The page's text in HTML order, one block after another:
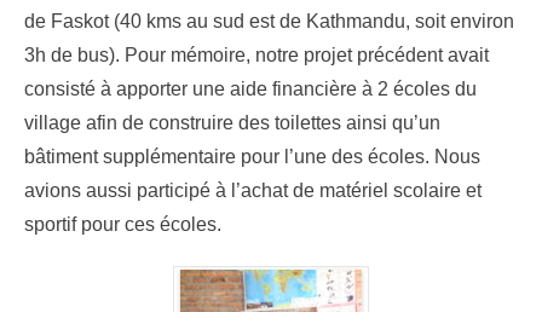
de Faskot (40 kms au sud est de Kathmandu, soit environ
3h de bus). Pour mémoire, notre projet précédent avait
consisté à apporter une aide financière à 2 écoles du
village afin de construire des toilettes ainsi qu’un
bâtiment supplémentaire pour l’une des écoles. Nous
avions aussi participé à l’achat de matériel scolaire et
sportif pour ces écoles.